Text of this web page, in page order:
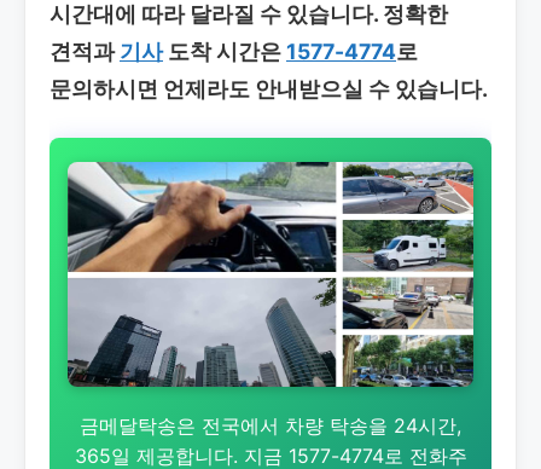
시간대에 따라 달라질 수 있습니다. 정확한
견적과기사도착 시간은1577-4774로
문의하시면 언제라도 안내받으실 수 있습니다.
금메달탁송은 전국에서 차량 탁송을 24시간,
365일 제공합니다. 지금 1577-4774로 전화주